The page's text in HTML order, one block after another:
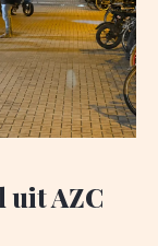
uit AZC